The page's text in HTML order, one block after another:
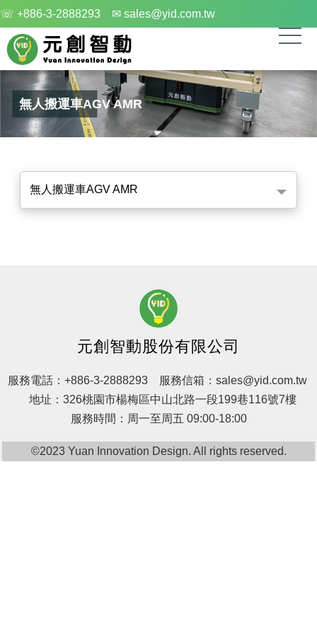
☏ +886-3-2888293 ✉ sales@yid.com.tw
無人搬運車AGV AMR
無人搬運車AGV AMR
元創智動股份有限公司
服務電話： +886-3-2888293服務信箱： sales@yid.com.tw
地址：326桃園市楊梅區中山北路一段199巷116號7樓
服務時間：周一至周五 09:00-18:00
©2023 Yuan Innovation Design. All rights reserved.